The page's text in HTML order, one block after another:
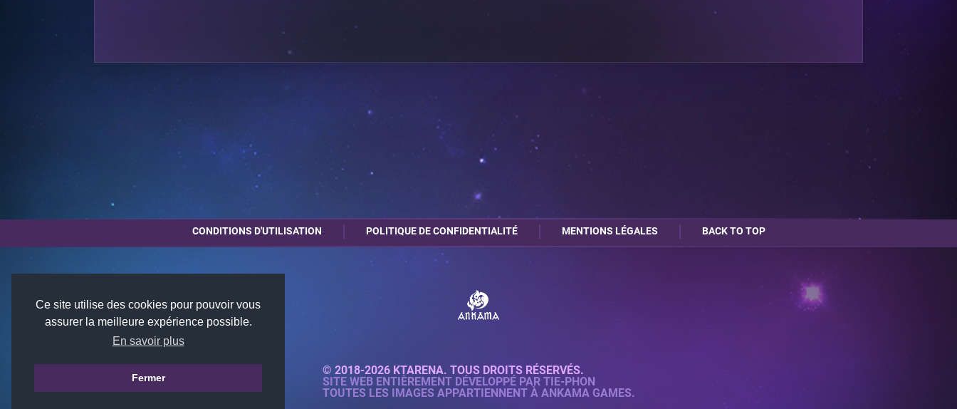
Ce site utilise des cookies pour pouvoir vous
assurer la meilleure expérience possible.
En savoir plus
Fermer
CONDITIONS D'UTILISATION POLITIQUE DE CONFIDENTIALITÉ MENTIONS LÉGALES BACK TO TOP
© 2018-2026 KTARENA. TOUS DROITS RÉSERVÉS.
SITE WEB ENTIÈREMENT DÉVELOPPÉ PAR TIE-PHON
TOUTES LES IMAGES APPARTIENNENT À ANKAMA GAMES.